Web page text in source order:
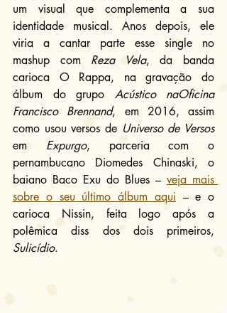
um visual que complementa a sua
identidade musical. Anos depois, ele
viria a cantar parte esse single no
mashup com Reza Vela, da banda
carioca O Rappa, na gravação do
álbum do grupo Acústico naOficina
Francisco Brennand, em 2016, assim
como usou versos de Universo de Versos
em Expurgo, parceria com o
pernambucano Diomedes Chinaski, o
baiano Baco Exu do Blues – veja mais
sobre o seu último álbum aqui – e o
carioca Nissin, feita logo após a
Sulicídio.